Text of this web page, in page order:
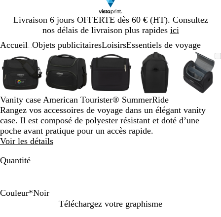
Livraison 6 jours OFFERTE dès 60 € (HT). Consultez
nos délais de livraison plus rapides ici
Diapositive
1
Accueil Objets publicitairesLoisirsEssentiels de voyage
Image
zoomable
Zoom
minimum
Cliquez
pour
développer
Utilisez
touches
plus
et
moins
pour
zoomer
et
les
touches
faire
Image
zoomable
Zoom
au
minimum
Cliquez
pour
développer
Utilisez
les
touches
plus
et
moins
pour
zoomer
et
défiler
Image
zoomable
Zoom
minimum
Cliquez
pour
développer
Utilisez
touches
et
moins
pour
zoomer
défiler
Image
zoomable
Zoom
minimum
Cliquez
pour
développer
Utilisez
touches
plus
et
moins
pour
Image
Zoom
au
pour
les
plus
et
moins
pour
Diapositive
1
sur
5
Vanity case American Tourister® SummerRide
Rangez vos accessoires de voyage dans un élégant vanity
case. Il est composé de polyester résistant et doté d’une
poche avant pratique pour un accès rapide.
Voir les détails
Quantité
Couleur*Noir
Téléchargez votre graphisme